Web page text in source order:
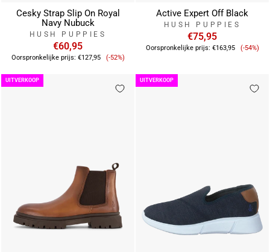
Cesky Strap Slip On Royal
Navy Nubuck
HUSH PUPPIES
€60,95
Oorspronkelijke prijs: €127,95 Verkoopprijs
(-52%)
Active Expert Off Black
HUSH PUPPIES
€75,95
Oorspronkelijke prijs: €163,95 (-54%)
UITVERKOOP UITVERKOOP